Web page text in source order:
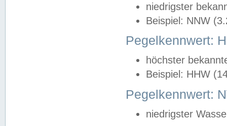
niedrigster
Beispiel: NNW
Pegelkennwert:
höchster
Beispiel: HHW
Pegelkennwert:
niedrigster